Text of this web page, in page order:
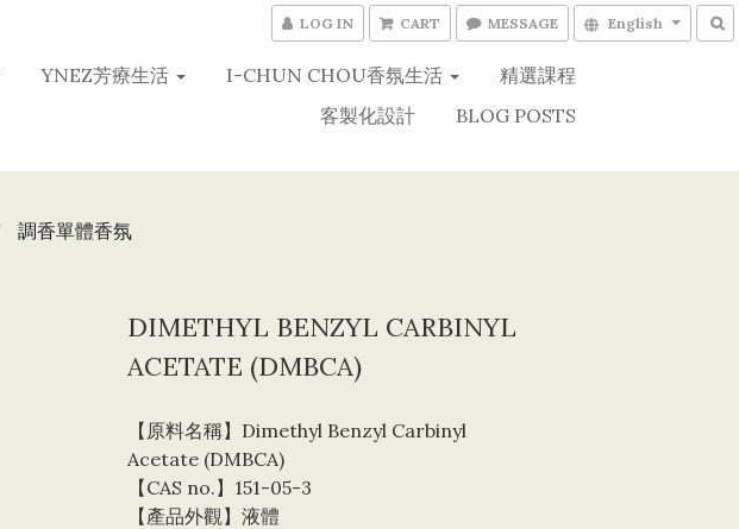
LOG IN CART MESSAGE English
YNEZ芳療生活 I-CHUN CHOU香氛生活
精選課程
客製化設計
BLOG POSTS
調香單體香氛
DIMETHYL BENZYL CARBINYL
ACETATE (DMBCA)
【原料名稱】Dimethyl Benzyl Carbinyl
Acetate (DMBCA)
【CAS no.】151-05-3
【產品外觀】液體